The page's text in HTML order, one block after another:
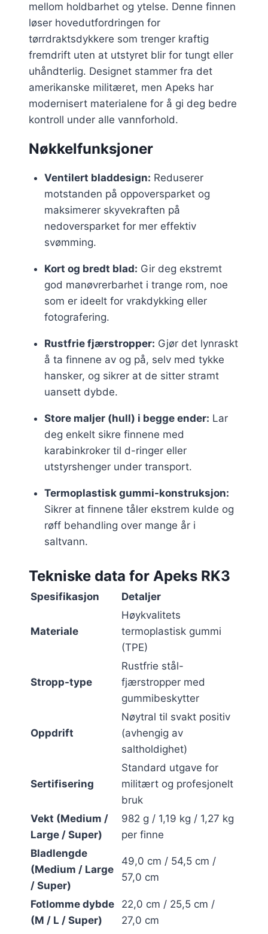
mellom holdbarhet og ytelse. Denne finnen
løser hovedutfordringen for
tørrdraktsdykkere som trenger kraftig
fremdrift uten at utstyret blir for tungt eller
uhåndterlig. Designet stammer fra det
amerikanske militæret, men Apeks har
modernisert materialene for å gi deg bedre
kontroll under alle vannforhold.
Nøkkelfunksjoner
Ventilert bladdesign: Reduserer
motstanden på oppoversparket og
maksimerer skyvekraften på
nedoversparket for mer effektiv
svømming.
Kort og bredt blad: Gir deg ekstremt
god manøvrerbarhet i trange rom, noe
som er ideelt for vrakdykking eller
fotografering.
Rustfrie fjærstropper: Gjør det lynraskt
å ta finnene av og på, selv med tykke
hansker, og sikrer at de sitter stramt
uansett dybde.
Store maljer (hull) i begge ender: Lar
deg enkelt sikre finnene med
karabinkroker til d-ringer eller
utstyrshenger under transport.
Termoplastisk gummi-konstruksjon:
Sikrer at finnene tåler ekstrem kulde og
røff behandling over mange år i
saltvann.
Tekniske data for Apeks RK3
Spesifikasjon Detaljer
Materiale
Høykvalitets
termoplastisk gummi
(TPE)
Stropp-type
Rustfrie stål-
fjærstropper med
gummibeskytter
Oppdrift
Nøytral til svakt positiv
(avhengig av
saltholdighet)
Sertifisering
Standard utgave for
militært og profesjonelt
bruk
Vekt (Medium /
Large / Super)
982 g / 1,19 kg / 1,27 kg
per finne
Bladlengde
(Medium / Large
/ Super)
49,0 cm / 54,5 cm /
57,0 cm
Fotlomme dybde
(M / L / Super)
22,0 cm / 25,5 cm /
27,0 cm